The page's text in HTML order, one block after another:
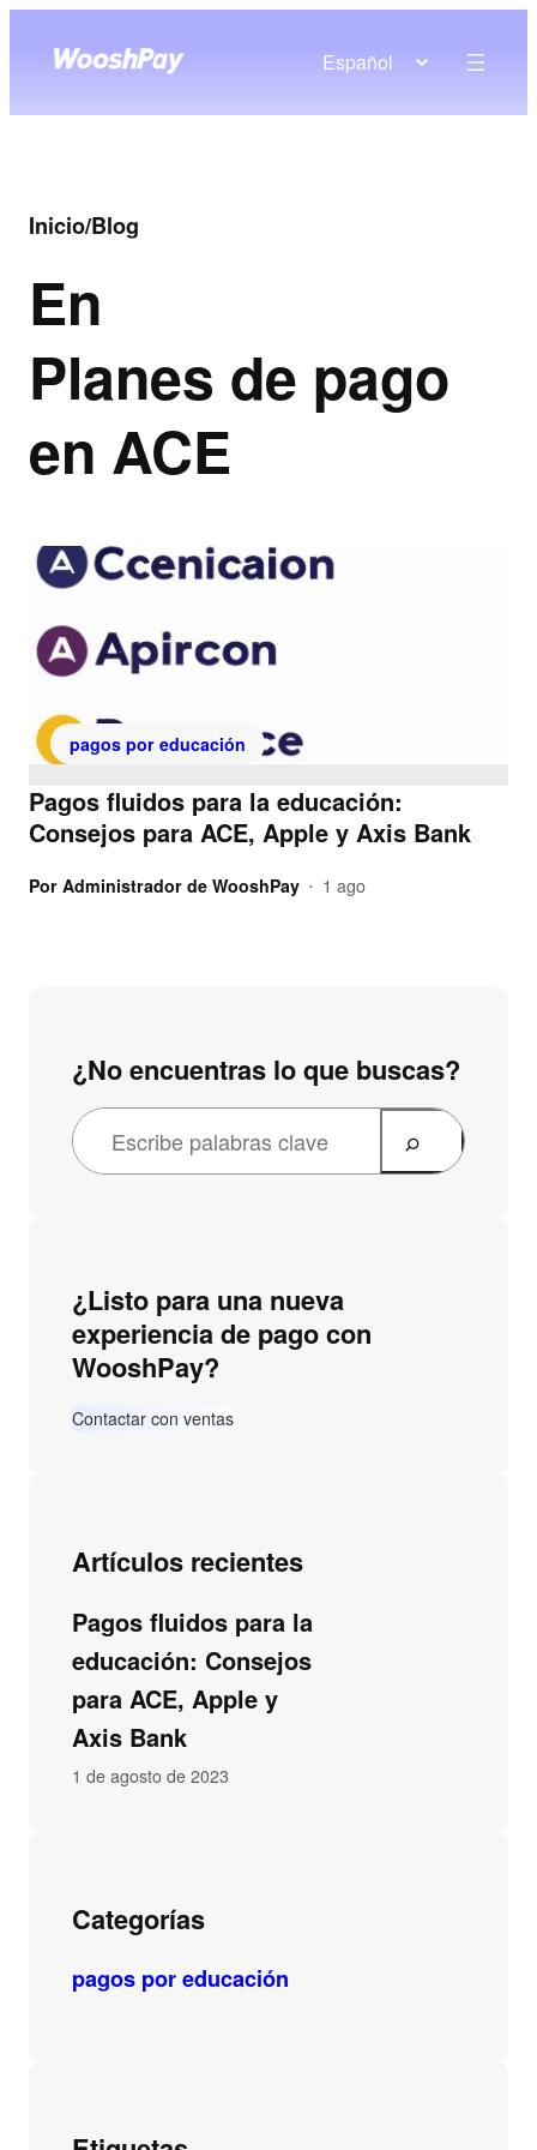
Español
Inicio/Blog
En
Planes de pago
en ACE
pagos por educación
Pagos fluidos para la educación:
Consejos para ACE, Apple y Axis Bank
Por Administrador de WooshPay • 1 ago
¿No encuentras lo que buscas?
¿Listo para una nueva
experiencia de pago con
WooshPay?
Contactar con ventas
Artículos recientes
Pagos fluidos para la
educación: Consejos
para ACE, Apple y
Axis Bank
1 de agosto de 2023
Categorías
pagos por educación